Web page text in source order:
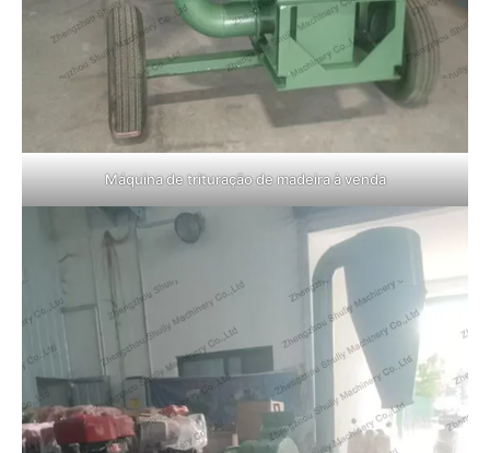
Máquina de trituração de madeira à venda